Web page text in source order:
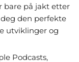
bare på jakt etter
den perfekte
utviklinger og
Podcasts,